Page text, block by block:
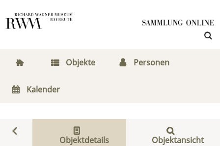
Objekte Personen
Kalender
Objektdetails Objektansicht